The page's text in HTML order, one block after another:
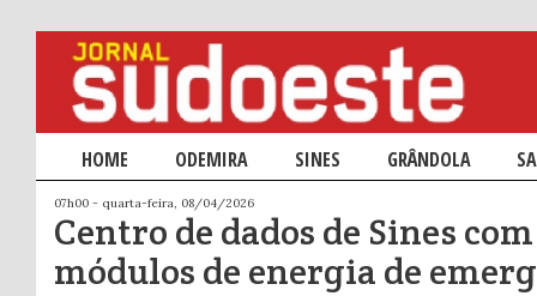
Menu principal
SALTAR PARA O CONTEÚDO PRIMÁRIO
SALTAR PARA O CONTEÚDO SECUNDÁRIO
HOME ODEMIRA SINES GRÂNDOLA
07h00 - quarta-feira, 08/04/2026
Centro de dados de Sines
módulos de energia de